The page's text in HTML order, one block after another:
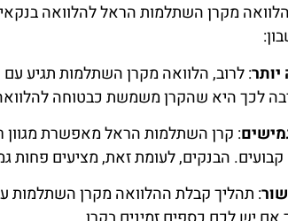
מקרן השתלמות הראל להלוואה
יותר: לרוב, הלוואה מקרן השתלמות תגיע עם
לכך היא שהקרן משמשת כבטוחה
: קרן השתלמות הראל מאפשרת מגוון
קבועים. הבנקים, לעומת זאת, מציעים פחות
: תהליך קבלת ההלוואה מקרן השתלמות